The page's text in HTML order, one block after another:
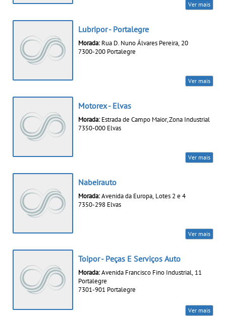
Ver mais
Lubripor - Portalegre
Morada: Rua D. Nuno Álvares Pereira, 20
7300-200 Portalegre
Ver mais
Motorex - Elvas
Morada: Estrada de Campo Maior, Zona Industrial
7350-000 Elvas
Ver mais
Nabeirauto
Morada:Avenida da Europa, Lotes 2 e 4
7350-298 Elvas
Ver mais
Toipor - Peças E Serviços Auto
Morada:Avenida Francisco Fino Industrial, 11
Portalegre
7301-901 Portalegre
Ver mais